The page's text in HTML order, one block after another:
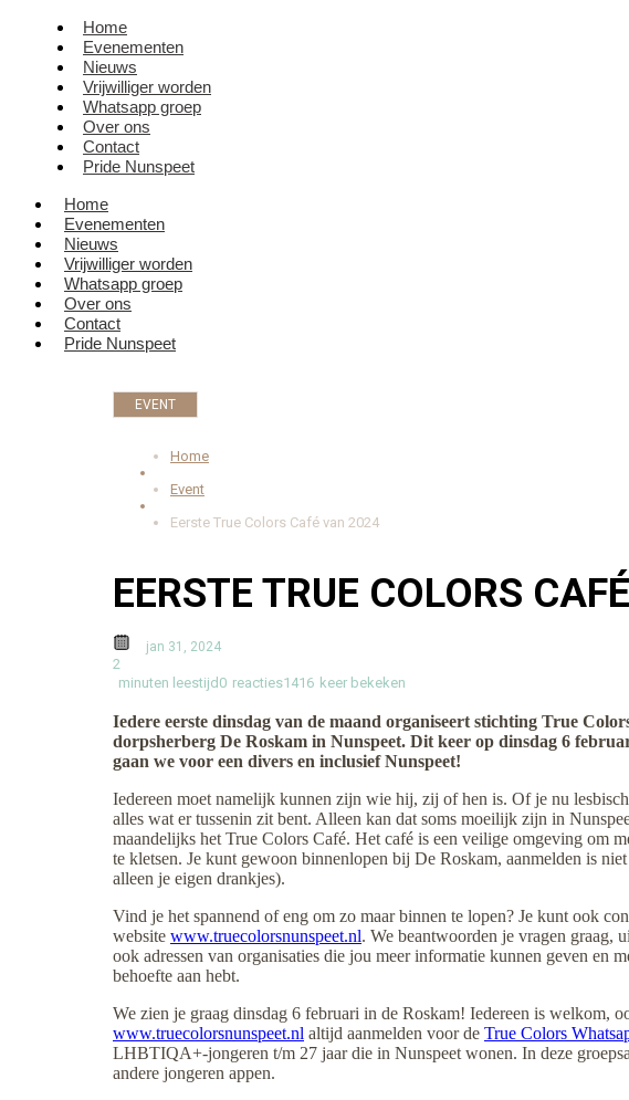
Home
Evenementen
Nieuws
Vrijwilliger worden
Whatsapp groep
Over ons
Contact
Pride Nunspeet
Home
Evenementen
Nieuws
Vrijwilliger worden
Whatsapp groep
Over ons
Contact
Pride Nunspeet
EVENT
Home
Event
Eerste True Colors Café van 2024
EERSTE TRUE COLORS
jan 31, 2024
2
minuten leestijd 0 reacties1416 keer bekeken
Iedere eerste dinsdag van de maand organiseert stichting True
dorpsherberg De Roskam in Nunspeet. Dit keer op dinsdag 6
gaan we voor een divers en inclusief Nunspeet!
Iedereen moet namelijk kunnen zijn wie hij, zij of hen is. Of je nu
alles wat er tussenin zit bent. Alleen kan dat soms moeilijk zijn in
maandelijks het True Colors Café. Het café is een veilige omgeving om
te kletsen. Je kunt gewoon binnenlopen bij De Roskam, aanmelden is
alleen je eigen drankjes).
Vind je het spannend of eng om zo maar binnen te lopen? Je kunt ook
website www.truecolorsnunspeet.nl. We beantwoorden je vragen graag,
ook adressen van organisaties die jou meer informatie kunnen geven en
behoefte aan hebt.
We zien je graag dinsdag 6 februari in de Roskam! Iedereen is welkom,
www.truecolorsnunspeet.nl altijd aanmelden voor de True Colors
LHBTIQA+-jongeren t/m 27 jaar die in Nunspeet wonen. In deze
andere jongeren appen.